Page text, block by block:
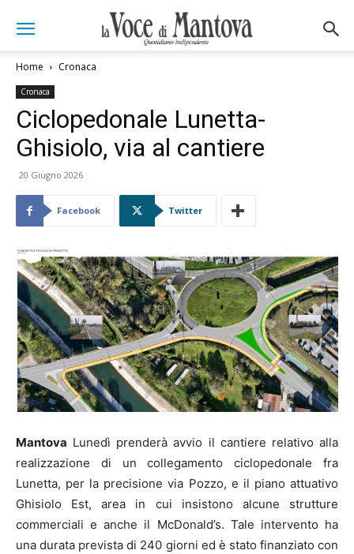
Home Cronaca
Cronaca
Ciclopedonale Lunetta-
Ghisiolo, via al cantiere
20 Giugno 2026
Facebook Twitter
Mantova Lunedì prenderà avvio il cantiere relativo alla
realizzazione di un collegamento ciclopedonale fra
Lunetta, per la precisione via Pozzo, e il piano attuativo
Ghisiolo Est, area in cui insistono alcune strutture
commerciali e anche il McDonald’s. Tale intervento ha
una durata prevista di 240 giorni ed è stato finanziato con